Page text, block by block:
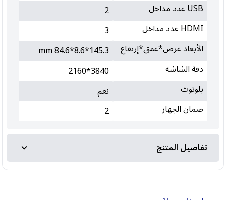
USB عدد مداخل
2
HDMI عدد مداخل
3
الأبعاد عرض*عمق*إرتفاع
145.3*8.6*84.6 mm
دقة الشاشة
3840*2160
بلوتوث
نعم
ضمان الجهاز
2
تفاصيل المنتج